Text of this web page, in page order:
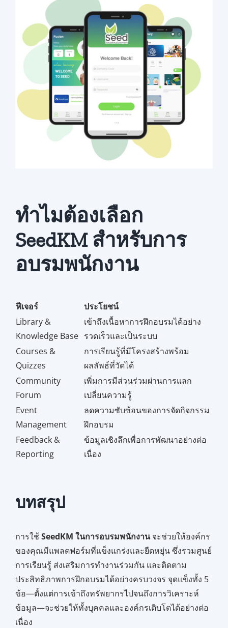
ทำไมต้องเลือก
SeedKM สำหรับการ
อบรมพนักงาน
ฟีเจอร์
ประโยชน์
Library &
Knowledge Base
เข้าถึงเนื้อหาการฝึกอบรมได้อย่าง
รวดเร็วและเป็นระบบ
Courses &
Quizzes
การเรียนรู้ที่มีโครงสร้างพร้อม
ผลลัพธ์ที่วัดได้
Community
Forum
เพิ่มการมีส่วนร่วมผ่านการแลก
เปลี่ยนความรู้
Event
Management
ลดความซับซ้อนของการจัดกิจกรรม
ฝึกอบรม
Feedback &
Reporting
ข้อมูลเชิงลึกเพื่อการพัฒนาอย่างต่อ
เนื่อง
บทสรุป
การใช้SeedKM ในการอบรมพนักงานจะช่วยให้องค์กร
ของคุณมีแพลตฟอร์มที่แข็งแกร่งและยืดหยุ่น ซึ่งรวมศูนย์
การเรียนรู้ ส่งเสริมการทำงานร่วมกัน และติดตาม
ประสิทธิภาพการฝึกอบรมได้อย่างครบวงจร จุดแข็งทั้ง 5
ข้อ—ตั้งแต่การเข้าถึงทรัพยากรไปจนถึงการวิเคราะห์
ข้อมูล—จะช่วยให้ทั้งบุคคลและองค์กรเติบโตได้อย่างต่อ
เนื่อง